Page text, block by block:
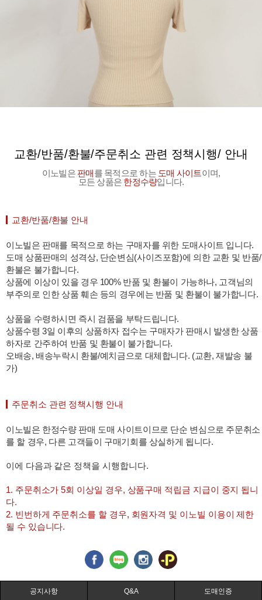
교환/반품/환불/주문취소 관련 정책시행/ 안내
이노빌은 판매를 목적으로 하는 도매 사이트이며,
모든 상품은 한정수량입니다.
교환/반품/환불 안내
이노빌은 판매를 목적으로 하는 구매자를 위한 도매사이트 입니다.
도매 상품판매의 성격상, 단순변심(사이즈포함)에 의한 교환 및 반품/
환불은 불가합니다.
상품에 이상이 있을 경우 100% 반품 및 환불이 가능하나, 고객님의
부주의로 인한 상품 훼손 등의 경우에는 반품 및 환불이 불가합니다.
상품을 수령하시면 즉시 검품을 부탁드립니다.
상품수령 3일 이후의 상품하자 접수는 구매자가 판매시 발생한 상품
하자로 간주하여 반품 및 환불이 불가합니다.
오배송, 배송누락시 환불/예치금으로 대체합니다. (교환, 재발송 불
가)
주문취소 관련 정책시행 안내
이노빌은 한정수량 판매 도매 사이트이므로 단순 변심으로 주문취소
를 할 경우, 다른 고객들이 구매기회를 상실하게 됩니다.
이에 다음과 같은 정책을 시행합니다.
1. 주문취소가 5회 이상일 경우, 상품구매 적립금 지급이 중지 됩니
다.
2. 빈번하게 주문취소를 할 경우, 회원자격 및 이노빌 이용이 제한
될 수 있습니다.
공지사항 Q&A 도매인증